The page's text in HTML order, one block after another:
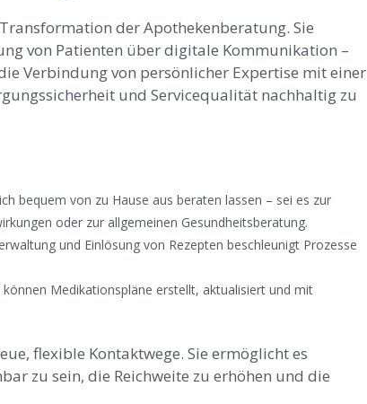
der Apothekenberatung. Sie
von Patienten über digitale Kommunikation –
Verbindung von persönlicher Expertise mit einer
und Servicequalität nachhaltig zu
bequem von zu Hause aus beraten lassen – sei es zur
oder zur allgemeinen Gesundheitsberatung.
und Einlösung von Rezepten beschleunigt Prozesse
Medikationspläne erstellt, aktualisiert und mit
flexible Kontaktwege. Sie ermöglicht es
zu sein, die Reichweite zu erhöhen und die